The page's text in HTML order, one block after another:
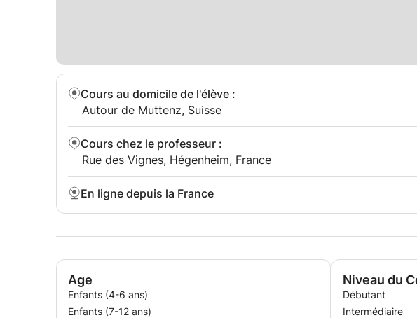
Cours au domicile de l'élève :
Autour de Muttenz, Suisse
Cours chez le professeur :
Rue des Vignes, Hégenheim, France
En ligne depuis la France
Age
Enfants (4-6 ans)
Enfants (7-12 ans)
Niveau du
Débutant
Intermédiaire